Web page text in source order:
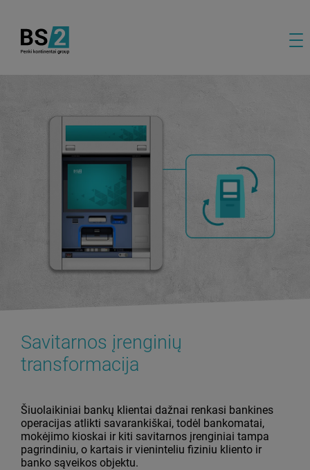
Savitarnos įrenginių
transformacija
Šiuolaikiniai bankų klientai dažnai renkasi bankines
operacijas atlikti savarankiškai, todėl bankomatai,
mokėjimo kioskai ir kiti savitarnos įrenginiai tampa
pagrindiniu, o kartais ir vieninteliu fiziniu kliento ir
banko sąveikos objektu.